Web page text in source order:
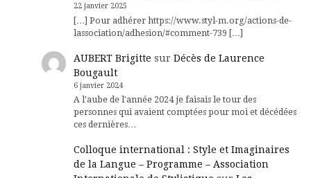
22 janvier 2025
[…] Pour adhérer https://www.styl-m.org/actions-de-
lassociation/adhesion/#comment-739 […]
AUBERT Brigitte sur Décès de Laurence
Bougault
6 janvier 2024
A l'aube de l'année 2024 je faisais le tour des
personnes qui avaient comptées pour moi et décédées
ces dernières…
Colloque international : Style et Imaginaires
de la Langue – Programme – Association